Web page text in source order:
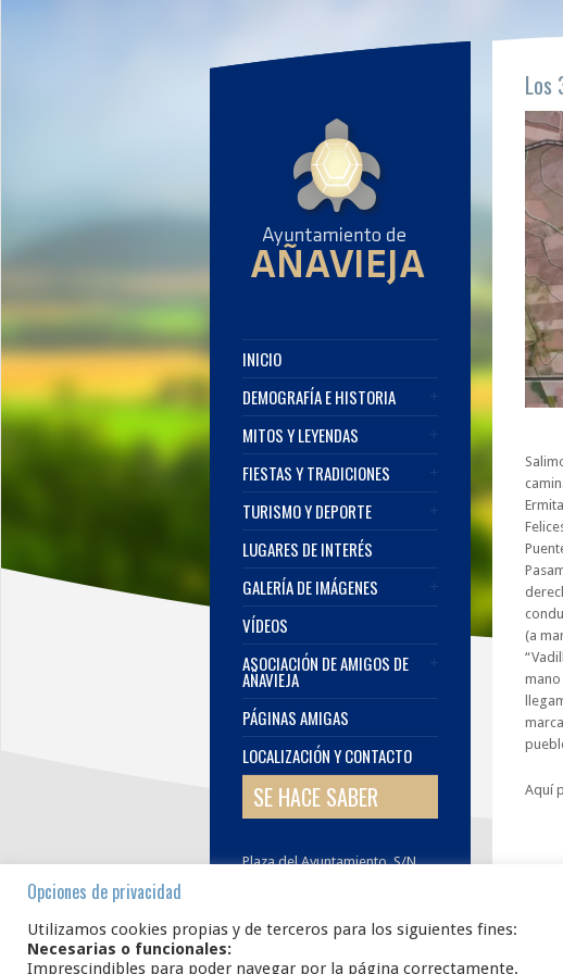
Los
(a
Aquí
INICIO
DEMOGRAFÍA E HISTORIA
MITOS Y LEYENDAS
FIESTAS Y TRADICIONES
TURISMO Y DEPORTE
LUGARES DE INTERÉS
GALERÍA DE IMÁGENES
VÍDEOS
ASOCIACIÓN DE AMIGOS DE
AÑAVIEJA
PÁGINAS AMIGAS
LOCALIZACIÓN Y CONTACTO
SE HACE SABER
Plaza del Ayuntamiento, S/N.
E.infoanavieja@gmail.com
www.añavieja.es
Opciones de privacidad
Utilizamos cookies propias y de terceros para los siguientes fines:
Necesarias o funcionales:
Imprescindibles para poder navegar por la página correctamente.